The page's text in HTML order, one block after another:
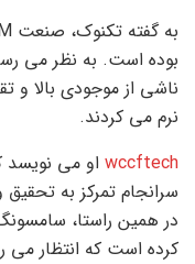
بوده است. به نظر می
ناشی از موجودی بالا
نرم می کردند.
wccftech او می نویسد
سرانجام تمرکز به
کرده است که انتظار می